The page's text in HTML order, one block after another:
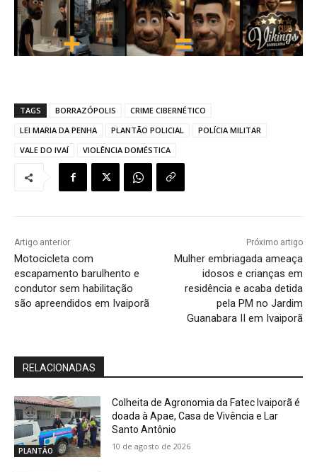
TAGS BORRAZÓPOLIS
CRIME CIBERNÉTICO
LEI MARIA DA PENHA
PLANTÃO POLICIAL
POLÍCIA MILITAR
VALE DO IVAÍ
VIOLÊNCIA DOMÉSTICA
Artigo anterior
Motocicleta com
escapamento barulhento e
condutor sem habilitação
são apreendidos em Ivaiporã
Próximo artigo
Mulher embriagada ameaça
idosos e crianças em
residência e acaba detida
pela PM no Jardim
Guanabara II em Ivaiporã
RELACIONADAS
PLANTÃO
Colheita de Agronomia da Fatec Ivaiporã é
doada à Apae, Casa de Vivência e Lar
Santo Antônio
10 de agosto de 2026